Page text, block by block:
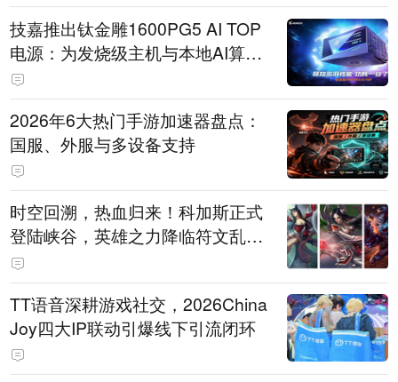
技嘉推出钛金雕1600PG5 AI TOP
电源：为发烧级主机与本地AI算力
打造旗舰供电方案
2026年6大热门手游加速器盘点：
国服、外服与多设备支持
时空回溯，热血归来！科加斯正式
登陆峡谷，英雄之力降临符文乱
斗！
TT语音深耕游戏社交，2026China
Joy四大IP联动引爆线下引流闭环